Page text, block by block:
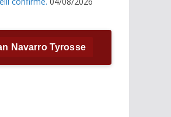
Navarro Tyrosse